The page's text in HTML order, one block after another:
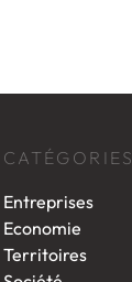
CATÉGORIES
Entreprises
Economie
Territoires